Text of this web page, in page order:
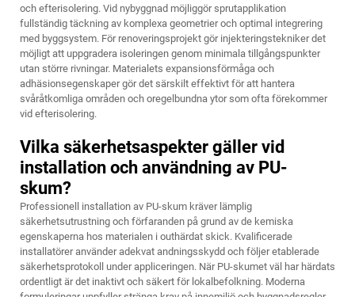
och efterisolering. Vid nybyggnad möjliggör sprutapplikation
fullständig täckning av komplexa geometrier och optimal integrering
med byggsystem. För renoveringsprojekt gör injekteringstekniker det
möjligt att uppgradera isoleringen genom minimala tillgångspunkter
utan större rivningar. Materialets expansionsförmåga och
adhäsionsegenskaper gör det särskilt effektivt för att hantera
svåråtkomliga områden och oregelbundna ytor som ofta förekommer
vid efterisolering.
Vilka säkerhetsaspekter gäller vid
installation och användning av PU-
skum?
Professionell installation av PU-skum kräver lämplig
säkerhetsutrustning och förfaranden på grund av de kemiska
egenskaperna hos materialen i outhärdat skick. Kvalificerade
installatörer använder adekvat andningsskydd och följer etablerade
säkerhetsprotokoll under appliceringen. När PU-skumet väl har härdats
ordentligt är det inaktivt och säkert för lokalbefolkning. Moderna